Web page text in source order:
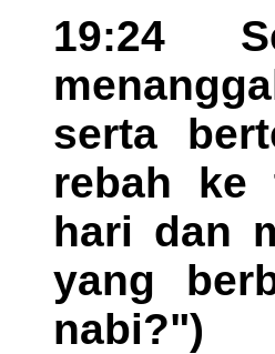
19:24
serta
rebah ke
hari dan
yang
nabi?")